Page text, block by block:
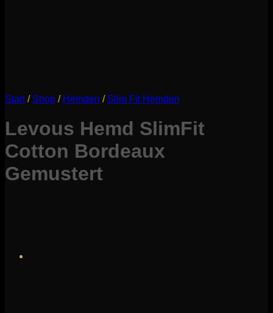
Start / Shop / Hemden / Slim Fit Hemden
Levous Hemd SlimFit
Cotton Bordeaux
Gemustert